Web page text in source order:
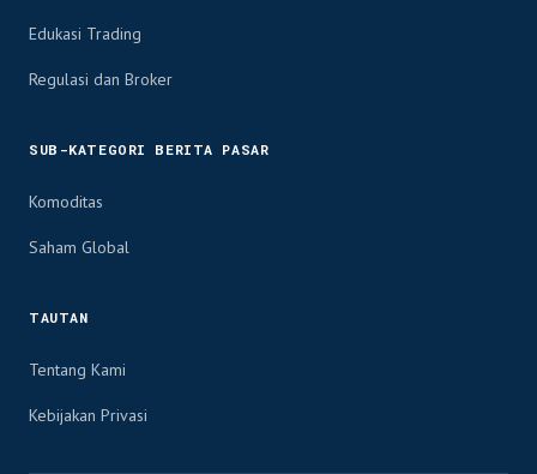
Edukasi Trading
Regulasi dan Broker
SUB-KATEGORI BERITA PASAR
Komoditas
Saham Global
TAUTAN
Tentang Kami
Kebijakan Privasi